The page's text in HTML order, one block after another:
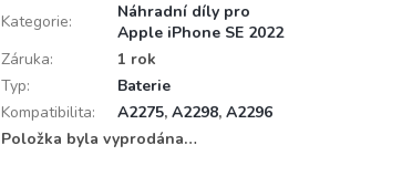
Kategorie:
Náhradní díly pro
Apple iPhone SE 2022
Záruka:
1 rok
Typ:
Baterie
Kompatibilita: A2275, A2298, A2296
Položka byla vyprodána…